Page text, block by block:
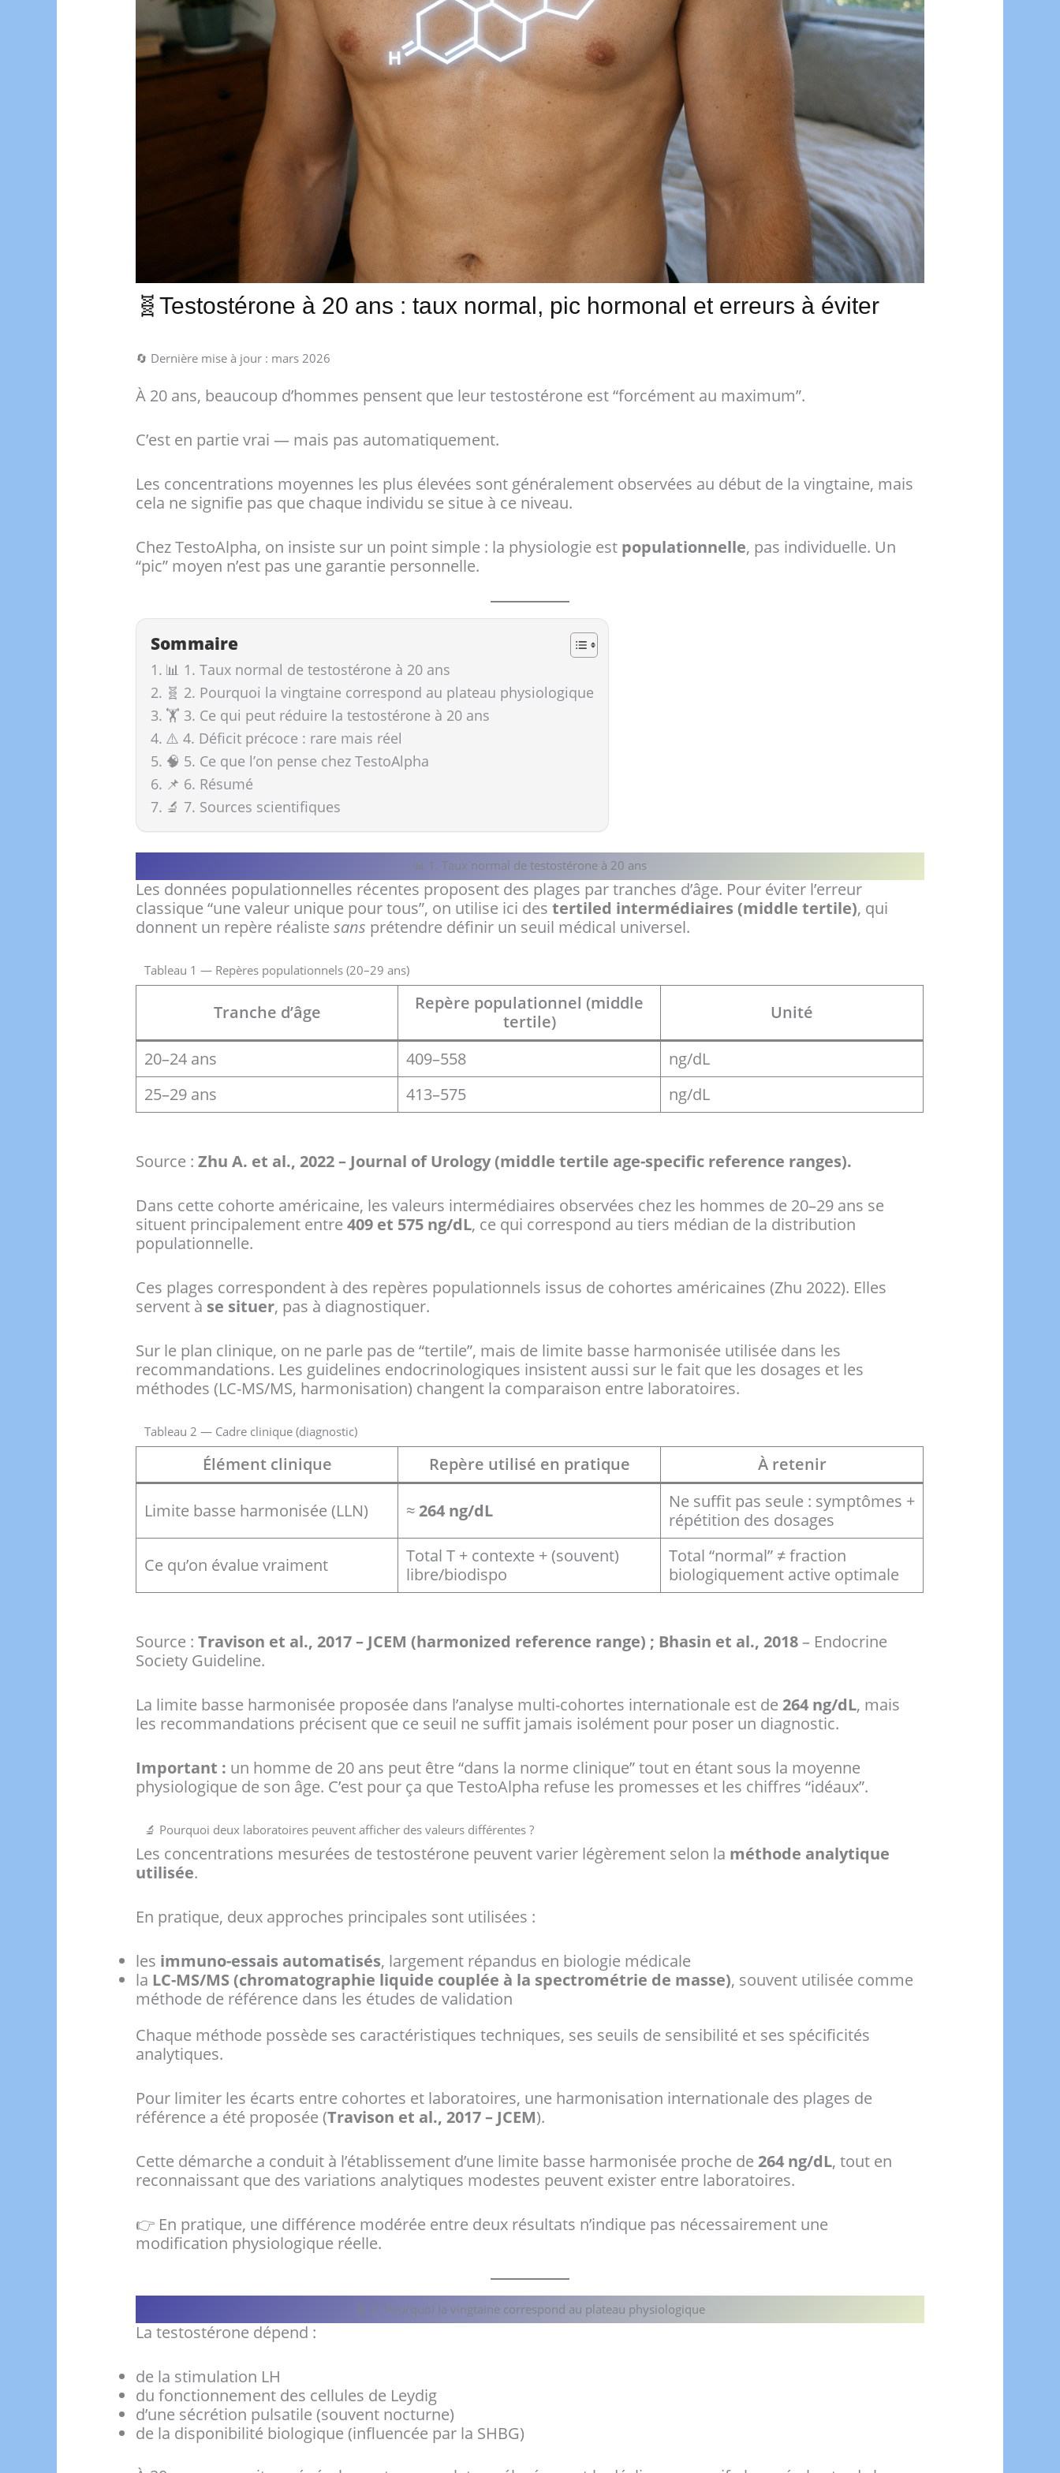
🧬Testostérone à 20 ans : taux normal, pic hormonal et erreurs à éviter
🔄 Dernière mise à jour : mars 2026
À 20 ans, beaucoup d’hommes pensent que leur testostérone est “forcément au maximum”.
C’est en partie vrai — mais pas automatiquement.
Les concentrations moyennes les plus élevées sont généralement observées au début de la vingtaine, mais
cela ne signifie pas que chaque individu se situe à ce niveau.
Chez TestoAlpha, on insiste sur un point simple : la physiologie est populationnelle, pas individuelle. Un
“pic” moyen n’est pas une garantie personnelle.
Sommaire
📊 1. Taux normal de testostérone à 20 ans
🧬 2. Pourquoi la vingtaine correspond au plateau physiologique
🏋️ 3. Ce qui peut réduire la testostérone à 20 ans
⚠️ 4. Déficit précoce : rare mais réel
🧠 5. Ce que l’on pense chez TestoAlpha
📌 6. Résumé
🔬 7. Sources scientifiques
📊 1. Taux normal de testostérone à 20 ans
Les données populationnelles récentes proposent des plages par tranches d’âge. Pour éviter l’erreur
classique “une valeur unique pour tous”, on utilise ici destertiled intermédiaires (middle tertile), qui
donnent un repère réalistesans prétendre définir un seuil médical universel.
Tableau 1 — Repères populationnels (20–29 ans)
Tranche d’âge
Repère populationnel (middle
tertile)
Unité
20–24 ans 409–558
ng/dL
25–29 ans
413–575 ng/dL
Source :Zhu A. et al., 2022 – Journal of Urology (middle tertile age-specific reference ranges).
Dans cette cohorte américaine, les valeurs intermédiaires observées chez les hommes de 20–29 ans se
situent principalement entre409 et 575 ng/dL, ce qui correspond au tiers médian de la distribution
populationnelle.
Ces plages correspondent à des repères populationnels issus de cohortes américaines (Zhu 2022). Elles
servent à se situer, pas à diagnostiquer.
Sur le plan clinique, on ne parle pas de “tertile”, mais de limite basse harmonisée utilisée dans les
recommandations. Les guidelines endocrinologiques insistent aussi sur le fait que les dosages et les
méthodes (LC-MS/MS, harmonisation) changent la comparaison entre laboratoires.
Tableau 2 — Cadre clinique (diagnostic)
Élément clinique Repère utilisé en pratique À retenir
Limite basse harmonisée (LLN) ≈264 ng/dL
Ne suffit pas seule : symptômes +
répétition des dosages
Ce qu’on évalue vraiment
Total T + contexte + (souvent)
libre/biodispo
Total “normal” ≠ fraction
biologiquement active optimale
Source :Travison et al., 2017 – JCEM (harmonized reference range) ; Bhasin et al., 2018– Endocrine
Society Guideline.
La limite basse harmonisée proposée dans l’analyse multi-cohortes internationale est de264 ng/dL, mais
les recommandations précisent que ce seuil ne suffit jamais isolément pour poser un diagnostic.
Important : un homme de 20 ans peut être “dans la norme clinique” tout en étant sous la moyenne
physiologique de son âge. C’est pour ça que TestoAlpha refuse les promesses et les chiffres “idéaux”.
🔬 Pourquoi deux laboratoires peuvent afficher des valeurs différentes ?
Les concentrations mesurées de testostérone peuvent varier légèrement selon la méthode analytique
utilisée.
En pratique, deux approches principales sont utilisées :
les immuno-essais automatisés, largement répandus en biologie médicale
la LC-MS/MS (chromatographie liquide couplée à la spectrométrie de masse), souvent utilisée comme
méthode de référence dans les études de validation
Chaque méthode possède ses caractéristiques techniques, ses seuils de sensibilité et ses spécificités
analytiques.
Pour limiter les écarts entre cohortes et laboratoires, une harmonisation internationale des plages de
référence a été proposée (Travison et al., 2017 – JCEM).
Cette démarche a conduit à l’établissement d’une limite basse harmonisée proche de264 ng/dL, tout en
reconnaissant que des variations analytiques modestes peuvent exister entre laboratoires.
👉 En pratique, une différence modérée entre deux résultats n’indique pas nécessairement une
modification physiologique réelle.
🧬 2. Pourquoi la vingtaine correspond au plateau physiologique
La testostérone dépend :
de la stimulation LH
du fonctionnement des cellules de Leydig
d’une sécrétion pulsatile (souvent nocturne)
de la disponibilité biologique (influencée par la SHBG)